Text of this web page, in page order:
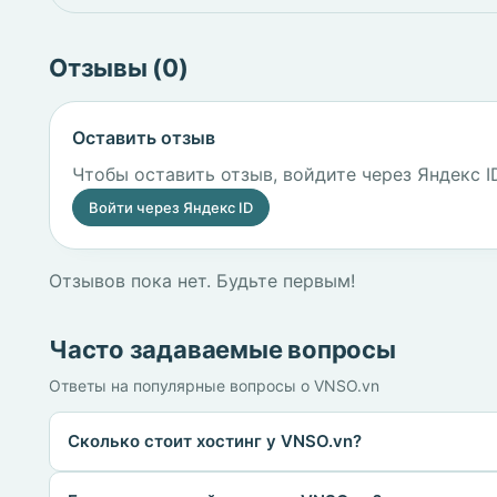
Отзывы (0)
Оставить отзыв
Чтобы оставить отзыв, войдите через Яндекс
Войти через Яндекс ID
Отзывов пока нет. Будьте первым!
Часто задаваемые вопросы
Ответы на популярные вопросы о VNSO.vn
Сколько стоит хостинг у VNSO.vn?